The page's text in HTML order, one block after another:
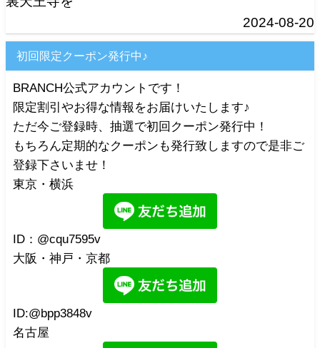
2024-08-20
初回限定クーポン発行中♪
BRANCH公式アカウントです！
限定割引やお得な情報をお届けいたします♪
ただ今ご登録時、抽選で初回クーポン発行中！
もちろん定期的なクーポンも発行致しますので是非ご
登録下さいませ！
東京・横浜
ID：@cqu7595v
大阪・神戸・京都
ID:@bpp3848v
名古屋